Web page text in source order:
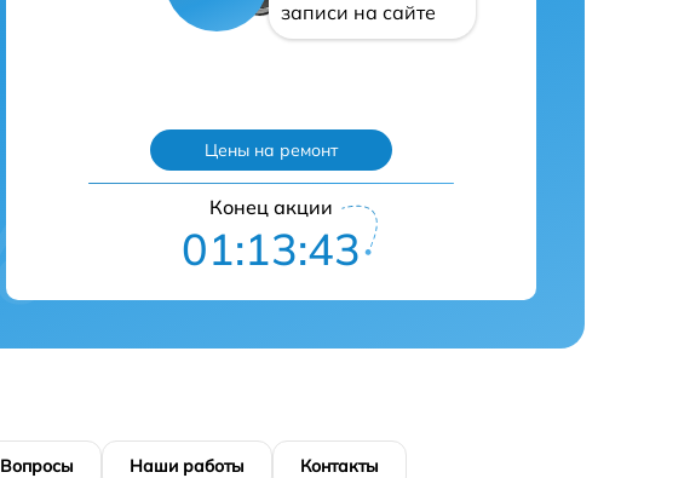
записи на сайте
Цены на ремонт
Конец акции
01:13:41
Вопросы Наши работы Контакты